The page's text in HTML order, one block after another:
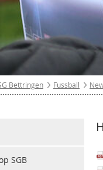
Bettringen Fussball
SGB